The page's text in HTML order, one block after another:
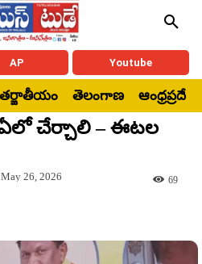
AP Youtube
తెలంగాణ ఆంధ్రప్రదేశ్
చేర్చాలి – ఈటల
May 26, 2026 69